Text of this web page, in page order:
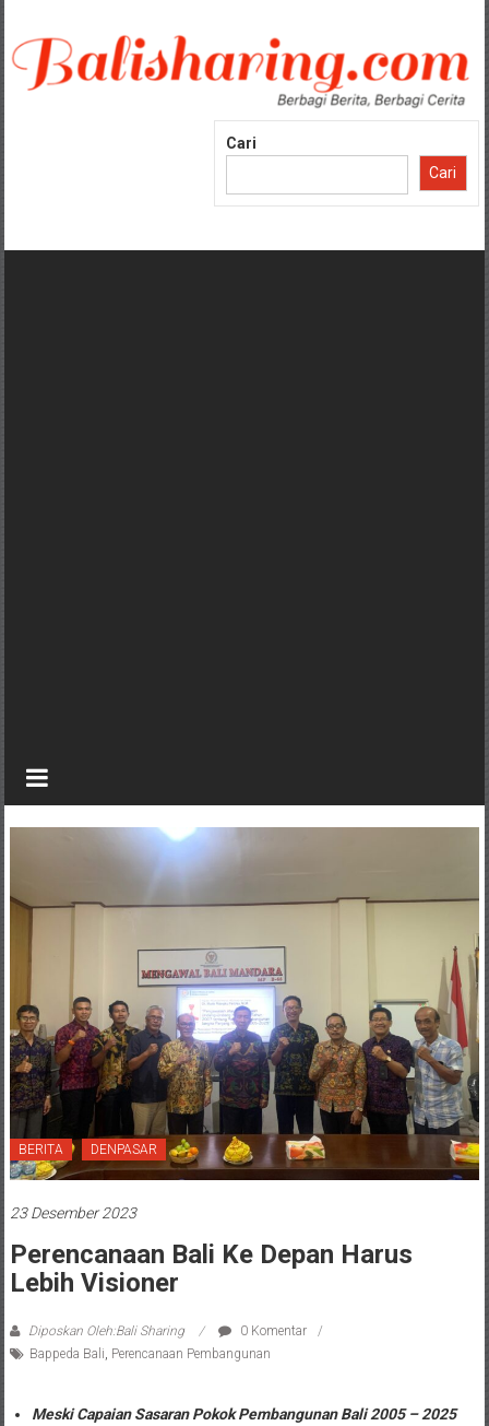
konten
Cari
Cari
BERITA DENPASAR
23 Desember 2023
Perencanaan Bali Ke Depan Harus
Lebih Visioner
Diposkan Oleh:Bali Sharing
0 Komentar
Bappeda Bali Perencanaan Pembangunan
Meski Capaian Sasaran Pokok Pembangunan Bali 2005 – 2025